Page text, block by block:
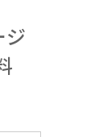
ジ